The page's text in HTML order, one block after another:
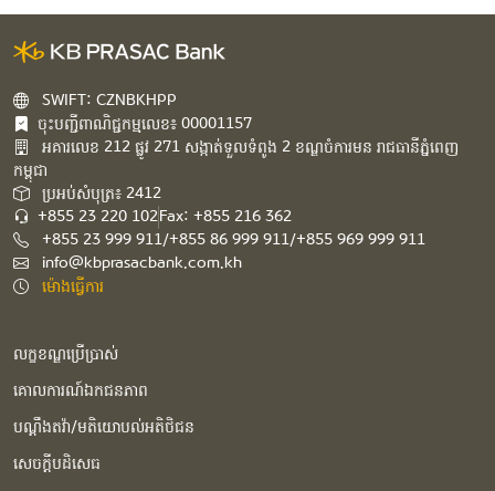
SWIFT: CZNBKHPP
ចុះបញ្ជីពាណិជ្ជកម្មលេខ៖ 00001157
អគារ​លេខ​ 212 ផ្លូវ 271 សង្កាត់ទួលទំពូង 2 ខណ្ឌចំការមន រាជធានីភ្នំពេញ
កម្ពុជា​
ប្រអប់សំបុត្រ៖ 2412
+855 23 220 102Fax: +855 216 362
+855 23 999 911/+855 86 999 911/+855 969 999 911
info@kbprasacbank.com.kh
ម៉ោងធ្វើការ
លក្ខខណ្ឌប្រើប្រាស់
គោលការណ៍ឯកជនភាព
បណ្ដឹងតវ៉ា/មតិយោបល់អតិថិជន
សេចក្ដីបដិសេធ